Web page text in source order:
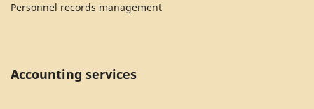
Personnel records management
Accounting services